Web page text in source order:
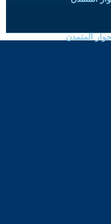
المتمدن